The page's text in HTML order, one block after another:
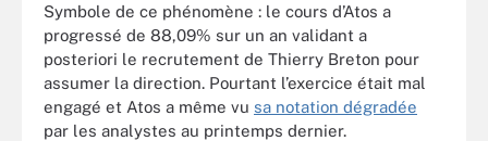
Symbole de ce phénomène : le cours d’Atos a
progressé de 88,09% sur un an validant a
posteriori le recrutement de Thierry Breton pour
assumer la direction. Pourtant l’exercice était mal
engagé et Atos a même vu sa notation dégradée
par les analystes au printemps dernier.